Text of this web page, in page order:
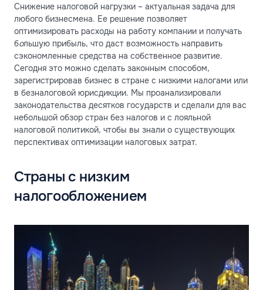
Снижение налоговой нагрузки – актуальная задача для
любого бизнесмена. Ее решение позволяет
оптимизировать расходы на работу компании и получать
большую прибыль, что даст возможность направить
сэкономленные средства на собственное развитие.
Сегодня это можно сделать законным способом,
зарегистрировав бизнес в стране с низкими налогами или
в безналоговой юрисдикции. Мы проанализировали
законодательства десятков государств и сделали для вас
небольшой обзор стран без налогов и с лояльной
налоговой политикой, чтобы вы знали о существующих
перспективах оптимизации налоговых затрат.
Страны с низким
налогообложением